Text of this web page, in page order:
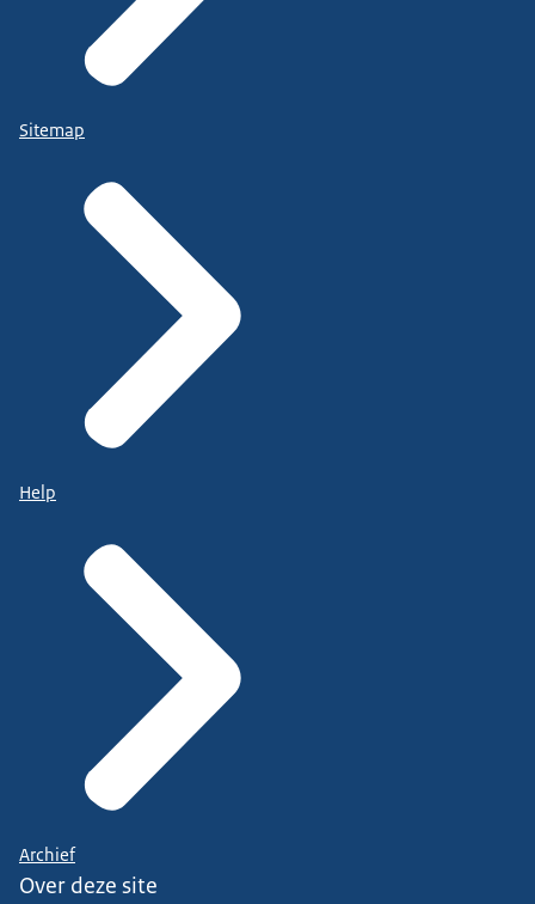
Sitemap
Help
Archief
Over deze site